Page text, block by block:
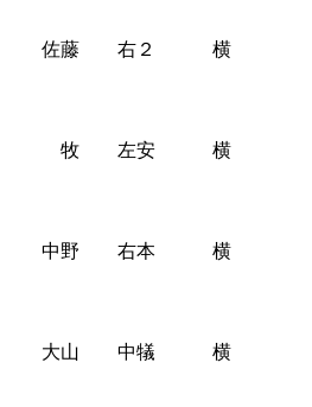
塁 佐藤 右２ 横
塁 牧 左安 横
塁 中野 右本 横
塁 大山 中犠 横